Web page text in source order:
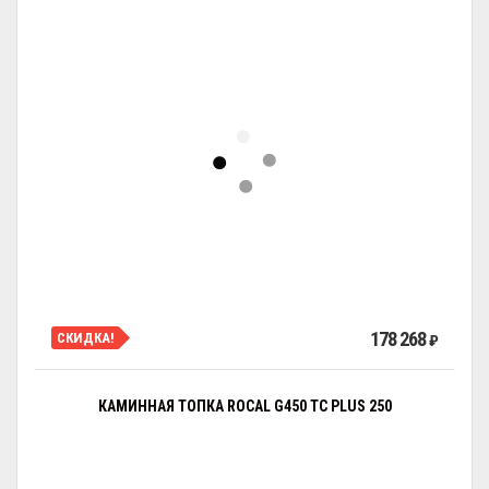
СКИДКА! 178 268₽
КАМИННАЯ ТОПКА ROCAL G450 TC PLUS 250